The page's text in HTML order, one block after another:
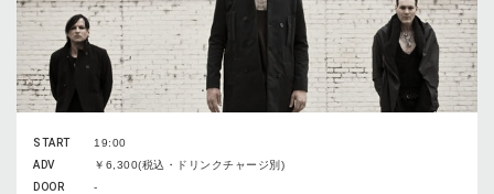
START
19:00
ADV
￥6,300(税込・ドリンクチャージ別)
DOOR
-